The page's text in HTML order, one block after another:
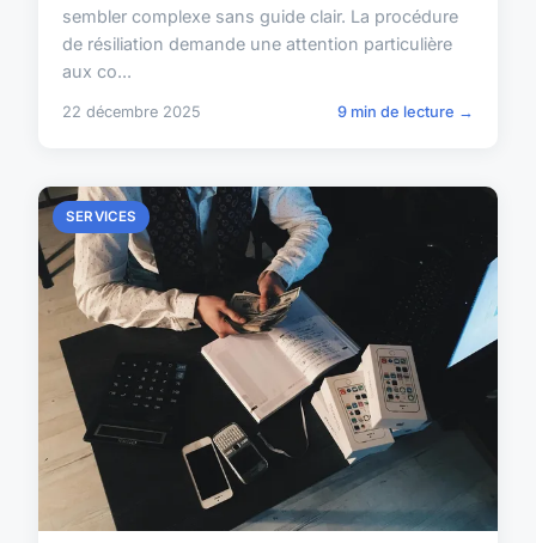
sembler complexe sans guide clair. La procédure
de résiliation demande une attention particulière
aux co...
22 décembre 2025 9 min de lecture →
SERVICES